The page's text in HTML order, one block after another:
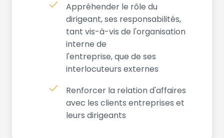
Appréhender le rôle du
dirigeant, ses responsabilités,
tant vis-à-vis de l'organisation
interne de
l'entreprise, que de ses
interlocuteurs externes
Renforcer la relation d'affaires
avec les clients entreprises et
leurs dirigeants